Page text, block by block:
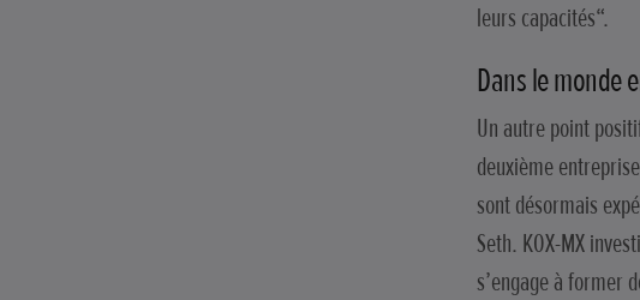
leurs capacités“.
Dans le monde
Un autre point
deuxième
sont désormais
Seth. KOX-MX
s’engage à former